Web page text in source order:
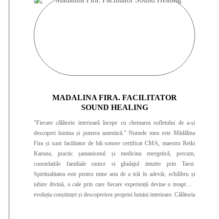
MADALINA FIRA. FACILITATOR
SOUND HEALING
“Fiecare călătorie interioară începe cu chemarea sufletului de a-și
descoperi lumina și puterea autentică.” Numele meu este Mădălina
Fira și sunt facilitator de băi sonore certificat CMA, maestru Reiki
Karuna, practic șamanismul și medicina energetică, precum,
constelațiile familiale runice si ghidajul intuitiv prin Tarot.
Spiritualitatea este pentru mine arta de a trăi în adevăr, echilibru și
iubire divină, o cale prin care fiecare experiență devine o treaptă în
evoluția conștiinței și descoperirea propriei lumini interioare. Călătoria